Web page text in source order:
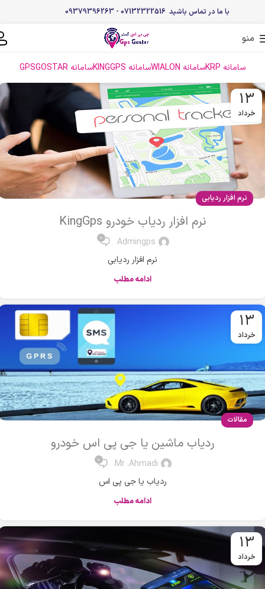
با ما در تماس باشید 07132322516 - 09379396263
منو
سامانه KRP سامانه WIALON سامانه KINGGPS سامانه GPSGOSTAR
13
خرداد
نرم افزار ردیابی
نرم افزار ردیاب خودرو KingGps
Admingps
0
نرم افزار ردیابی
ادامه مطلب
13
خرداد
مقالات
ردیاب ماشین یا جی پی اس خودرو
Mr .Ahmadi
0
ردیاب یا جی پی اس
ادامه مطلب
13
خرداد